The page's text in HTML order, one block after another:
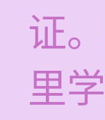
证
里